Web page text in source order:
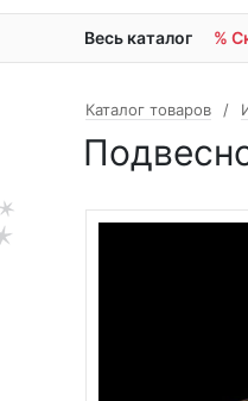
Весь каталог %
Каталог товаров